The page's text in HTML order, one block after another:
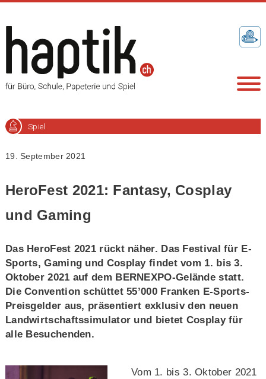
Spiel
19. September 2021
HeroFest 2021: Fantasy, Cosplay
und Gaming
Das HeroFest 2021 rückt näher. Das Festival für E-
Sports, Gaming und Cosplay findet vom 1. bis 3.
Oktober 2021 auf dem BERNEXPO-Gelände statt.
Die Convention schüttet 55’000 Franken E-Sports-
Preisgelder aus, präsentiert exklusiv den neuen
Landwirtschaftssimulator und bietet Cosplay für
alle Besuchenden.
Vom 1. bis 3. Oktober 2021